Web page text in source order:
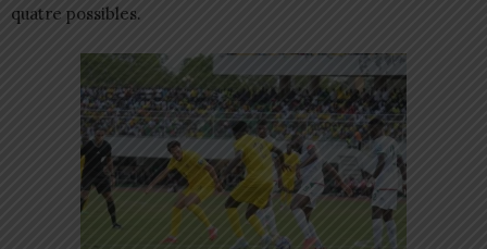
quatre possibles.